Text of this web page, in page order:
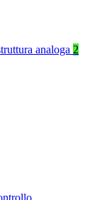
analoga 2